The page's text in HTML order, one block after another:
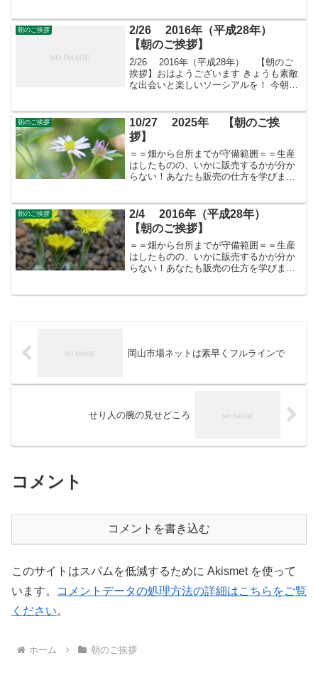
ために、年会費制 「すばる会員」を運
営しており...
朝のご挨拶
2/26 2016年（平成28年）
【朝のご挨拶】
2/26 2016年（平成28年） 【朝のご
挨拶】おはようございます きょうも素敵
な出会いと楽しいソーシアルを！ 今朝は
す皆さんのために、年会費制 「すばる
会員」を...
朝のご挨拶
10/27 2025年 【朝のご挨
拶】
＝＝畑から台所までが守備範囲＝＝生産
はしたものの、いかに販売するかが分か
らない！あなたも販売の仕方を学びませ
朝のご挨拶
2/4 2016年（平成28年）
【朝のご挨拶】
＝＝畑から台所までが守備範囲＝＝生産
はしたものの、いかに販売するかが分か
らない！あなたも販売の仕方を学びませ
岡山市場ネットは素早くフルラインで
せり人の腕の見せどころ
コメント
コメントを書き込む
このサイトはスパムを低減するために Akismet を使って
います。
コメントデータの処理方法の詳細はこちらをご覧
ください。
ホーム 朝のご挨拶